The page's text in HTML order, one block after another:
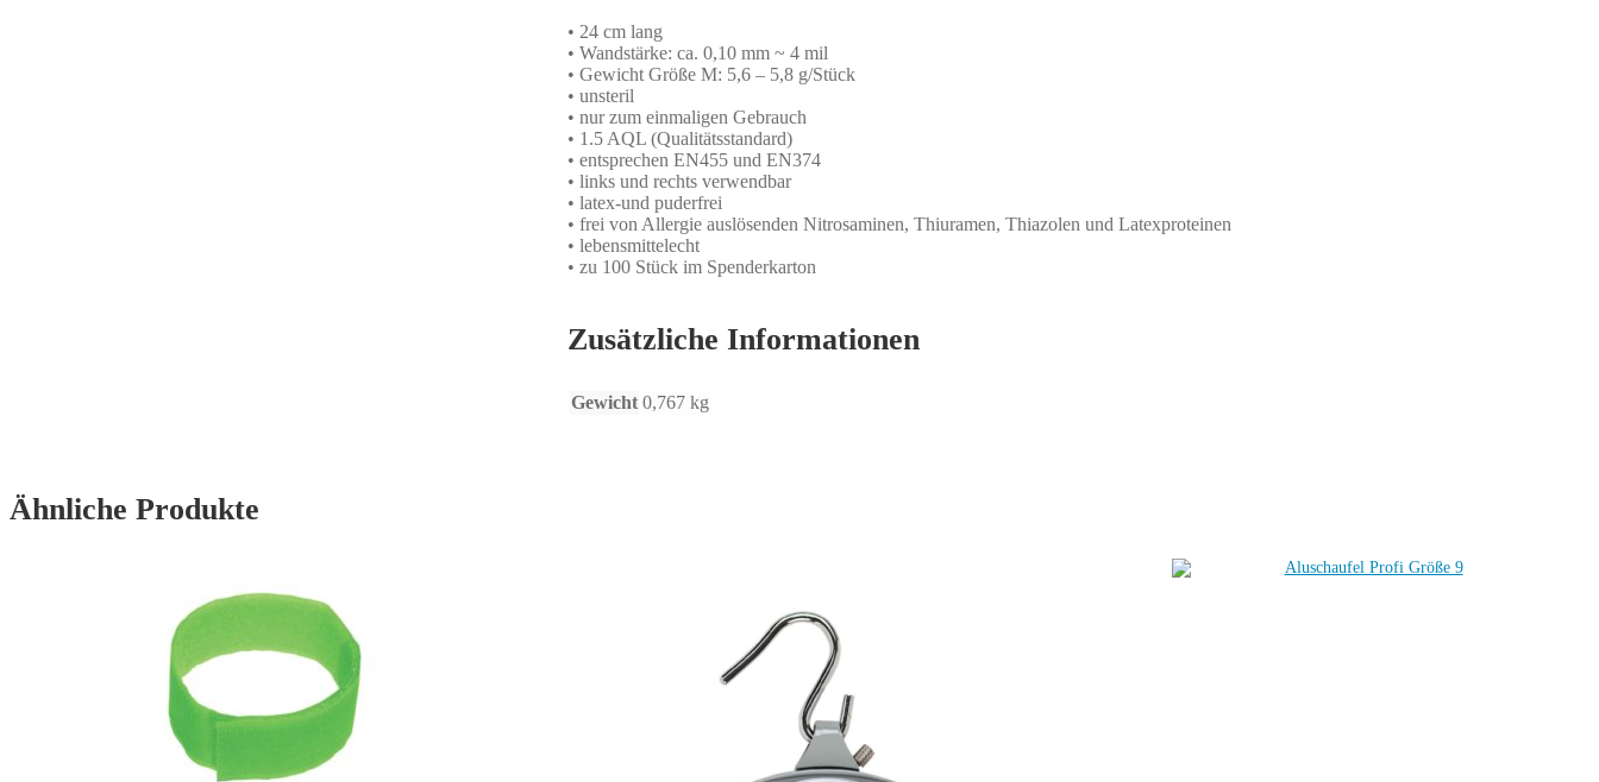
• 24 cm lang
• Wandstärke: ca. 0,10 mm ~ 4 mil
• Gewicht Größe M: 5,6 – 5,8 g/Stück
• unsteril
• nur zum einmaligen Gebrauch
• 1.5 AQL (Qualitätsstandard)
• entsprechen EN455 und EN374
• links und rechts verwendbar
• latex-und puderfrei
• frei von Allergie auslösenden Nitrosaminen, Thiuramen, Thiazolen und Latexproteinen
• lebensmittelecht
• zu 100 Stück im Spenderkarton
Zusätzliche Informationen
Gewicht 0,767 kg
Ähnliche Produkte